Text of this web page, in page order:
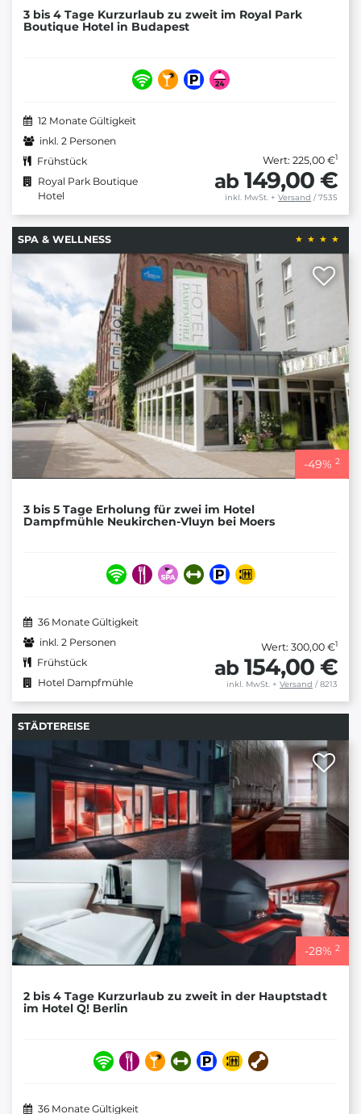
3 bis 4 Tage Kurzurlaub zu zweit im Royal Park
Boutique Hotel in Budapest
12 Monate Gültigkeit
inkl. 2 Personen
Frühstück
Royal Park Boutique
Hotel
Wert: 225,00 €1
ab 149,00 €
inkl. MwSt. + Versand / 7535
SPA & WELLNESS
-49% 2
3 bis 5 Tage Erholung für zwei im Hotel
Dampfmühle Neukirchen-Vluyn bei Moers
36 Monate Gültigkeit
inkl. 2 Personen
Frühstück
Hotel Dampfmühle
Wert: 300,00 €1
ab 154,00 €
inkl. MwSt. + Versand / 8213
STÄDTEREISE
-28% 2
2 bis 4 Tage Kurzurlaub zu zweit in der Hauptstadt
im Hotel Q! Berlin
36 Monate Gültigkeit